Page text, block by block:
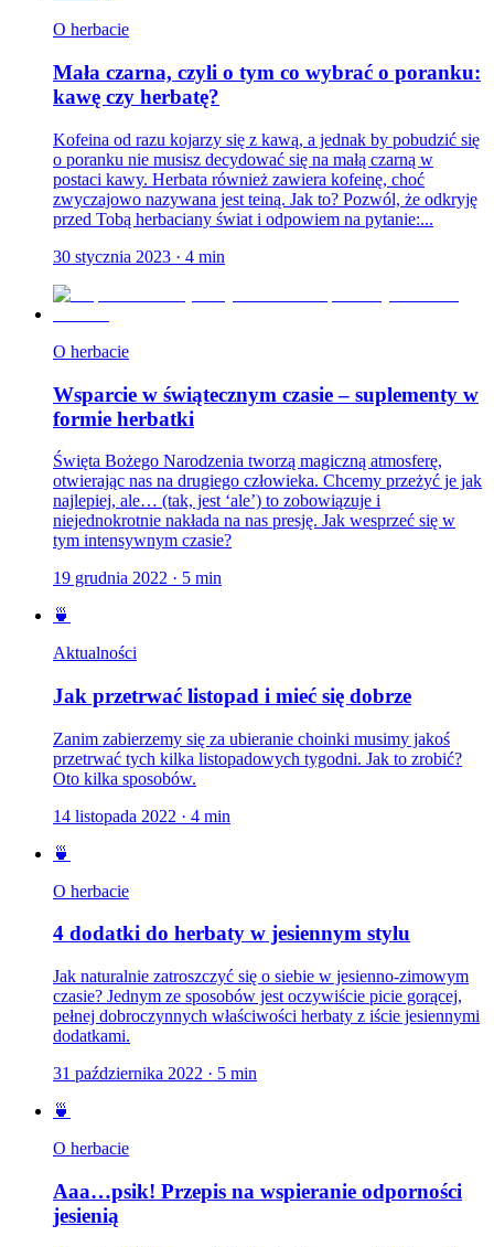
O herbacie
Mała czarna, czyli o tym co wybrać o poranku:
kawę czy herbatę?
Kofeina od razu kojarzy się z kawą, a jednak by pobudzić się
o poranku nie musisz decydować się na małą czarną w
postaci kawy. Herbata również zawiera kofeinę, choć
zwyczajowo nazywana jest teiną. Jak to? Pozwól, że odkryję
przed Tobą herbaciany świat i odpowiem na pytanie:...
30 stycznia 2023 · 4 min
O herbacie
Wsparcie w świątecznym czasie – suplementy w
formie herbatki
Święta Bożego Narodzenia tworzą magiczną atmosferę,
otwierając nas na drugiego człowieka. Chcemy przeżyć je jak
najlepiej, ale… (tak, jest ‘ale’) to zobowiązuje i
niejednokrotnie nakłada na nas presję. Jak wesprzeć się w
tym intensywnym czasie?
19 grudnia 2022 · 5 min
🍵
Aktualności
Jak przetrwać listopad i mieć się dobrze
Zanim zabierzemy się za ubieranie choinki musimy jakoś
przetrwać tych kilka listopadowych tygodni. Jak to zrobić?
Oto kilka sposobów.
14 listopada 2022 · 4 min
🍵
O herbacie
4 dodatki do herbaty w jesiennym stylu
Jak naturalnie zatroszczyć się o siebie w jesienno-zimowym
czasie? Jednym ze sposobów jest oczywiście picie gorącej,
pełnej dobroczynnych właściwości herbaty z iście jesiennymi
dodatkami.
31 października 2022 · 5 min
🍵
O herbacie
Aaa…psik! Przepis na wspieranie odporności
jesienią